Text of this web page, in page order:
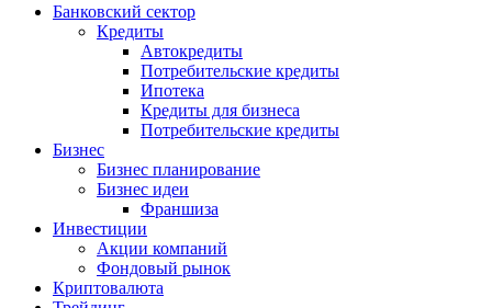
Банковский сектор
Кредиты
Автокредиты
Потребительские кредиты
Ипотека
Кредиты для бизнеса
Потребительские кредиты
Бизнес
Бизнес планирование
Бизнес идеи
Франшиза
Инвестиции
Акции компаний
Фондовый рынок
Криптовалюта